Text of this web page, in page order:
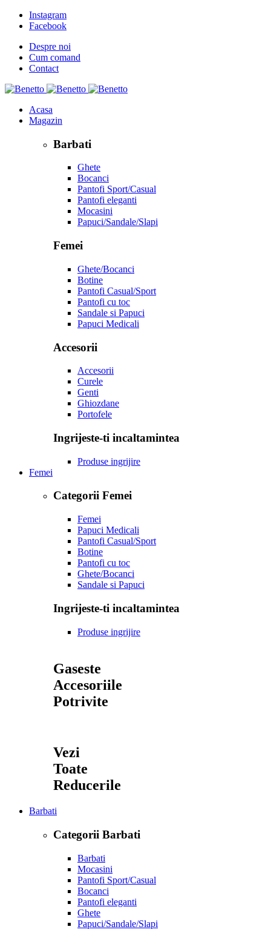
Instagram
Facebook
Despre noi
Cum comand
Contact
Acasa
Magazin
Barbati
Ghete
Bocanci
Pantofi Sport/Casual
Pantofi eleganti
Mocasini
Papuci/Sandale/Slapi
Femei
Ghete/Bocanci
Botine
Pantofi Casual/Sport
Pantofi cu toc
Sandale si Papuci
Papuci Medicali
Accesorii
Accesorii
Curele
Genti
Ghiozdane
Portofele
Ingrijeste-ti incaltamintea
Produse ingrijire
Femei
Categorii Femei
Femei
Papuci Medicali
Pantofi Casual/Sport
Botine
Pantofi cu toc
Ghete/Bocanci
Sandale si Papuci
Ingrijeste-ti incaltamintea
Produse ingrijire
Gaseste
Accesoriile
Potrivite
Vezi
Toate
Reducerile
Barbati
Categorii Barbati
Barbati
Mocasini
Pantofi Sport/Casual
Bocanci
Pantofi eleganti
Ghete
Papuci/Sandale/Slapi